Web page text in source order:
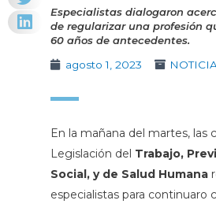
Especialistas dialogaron
de regularizar una profesión
60 años de antecedentes.
agosto 1, 2023
En la mañana del martes, las
Legislación del Trabajo,
Social, y de Salud Humana
especialistas para continuaro